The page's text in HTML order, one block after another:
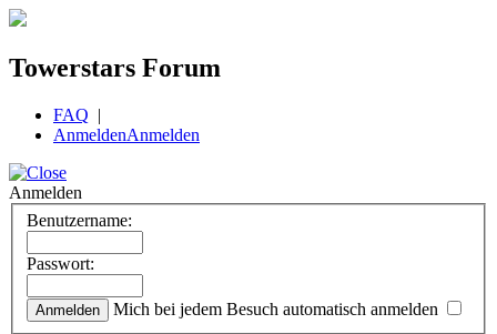
Towerstars Forum
FAQ |
AnmeldenAnmelden
Anmelden
Benutzername:
Passwort:
Mich bei jedem Besuch automatisch anmelden